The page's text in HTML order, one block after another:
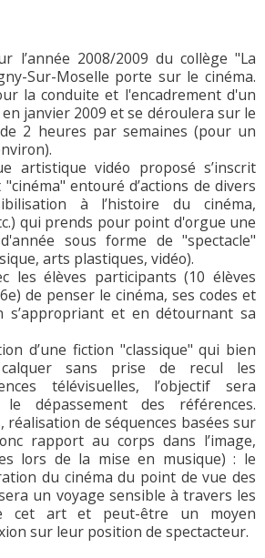
l’année 2008/2009 du collège "La
Sur-Moselle porte sur le cinéma.
la conduite et l'encadrement d'un
janvier 2009 et se déroulera sur le
2 heures par semaines (pour un
artistique vidéo proposé s’inscrit
entouré d’actions de divers
à l’histoire du cinéma,
qui prends pour point d'orgue une
sous forme de "spectacle"
arts plastiques, vidéo).
les élèves participants (10 élèves
de penser le cinéma, ses codes et
s’appropriant et en détournant sa
d’une fiction "classique" qui bien
sans prise de recul les
télévisuelles, l’objectif sera
le dépassement des références.
réalisation de séquences basées sur
rapport au corps dans l’image,
lors de la mise en musique) : le
du cinéma du point de vue des
un voyage sensible à travers les
cet art et peut-être un moyen
sur leur position de spectacteur.